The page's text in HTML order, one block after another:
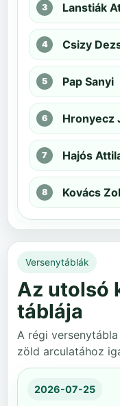
Lanstiák
Csizy
Pap Sanyi
Hronyecz
Hajós
Kovács
Versenytáblák
Az utolsó
táblája
A régi
zöld arculatához
2026-07-25